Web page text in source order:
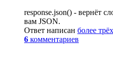
response.json() - вернёт
вам JSON.
Ответ написан более
6 комментариев